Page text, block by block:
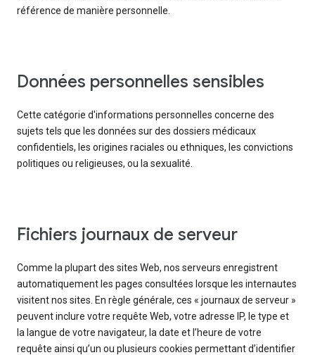
référence de manière personnelle.
Données personnelles sensibles
Cette catégorie d'informations personnelles concerne des
sujets tels que les données sur des dossiers médicaux
confidentiels, les origines raciales ou ethniques, les convictions
politiques ou religieuses, ou la sexualité.
Fichiers journaux de serveur
Comme la plupart des sites Web, nos serveurs enregistrent
automatiquement les pages consultées lorsque les internautes
visitent nos sites. En règle générale, ces « journaux de serveur »
peuvent inclure votre requête Web, votre adresse IP, le type et
la langue de votre navigateur, la date et l’heure de votre
requête ainsi qu’un ou plusieurs cookies permettant d’identifier